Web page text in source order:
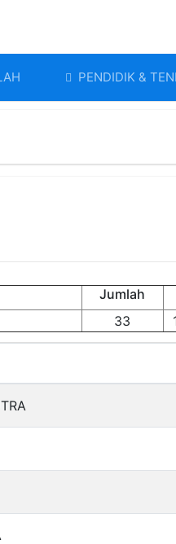
PENDIDIK &
Jumlah
33